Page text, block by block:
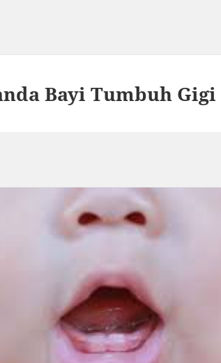
Bayi Tumbuh Gigi